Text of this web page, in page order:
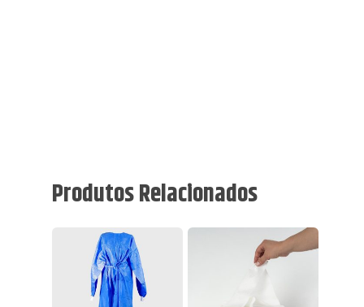
Produtos Relacionados